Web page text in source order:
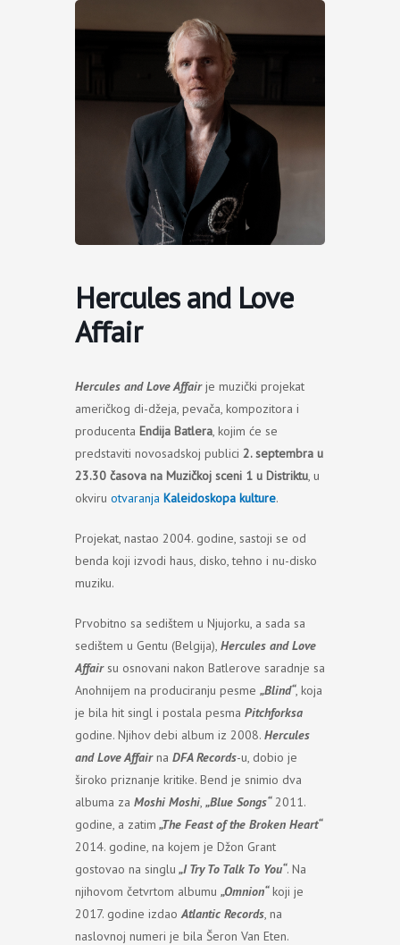
Hercules and Love
Affair
Hercules and Love Affairje muzički projekat
američkog di-džeja, pevača, kompozitora i
producenta Endija Batlera, kojim će se
predstaviti novosadskoj publici 2. septembra u
23.30 časova na Мuzičkoj sceni 1 u Distriktu, u
okviru otvaranja Kaleidoskopa kulture.
Projekat, nastao 2004. godine, sastoji se od
benda koji izvodi haus, disko, tehno i nu-disko
muziku.
Prvobitno sa sedištem u Njujorku, a sada sa
sedištem u Gentu (Belgija), Hercules and Love
Affairsu osnovani nakon Batlerove saradnje sa
Anohnijem na produciranju pesme „Blind“, koja
je bila hit singl i postala pesma Pitchforksa
godine. Njihov debi album iz 2008. Hercules
and Love Affairna DFA Records-u, dobio je
široko priznanje kritike. Bend je snimio dva
albuma za Moshi Moshi, „Blue Songs“2011.
godine, a zatim „The Feast of the Broken Heart“
2014. godine, na kojem je Džon Grant
gostovao na singlu „I Try To Talk To You“. Na
njihovom četvrtom albumu „Omnion“koji je
2017. godine izdaoAtlantic Records, na
naslovnoj numeri je bila Šeron Van Eten.